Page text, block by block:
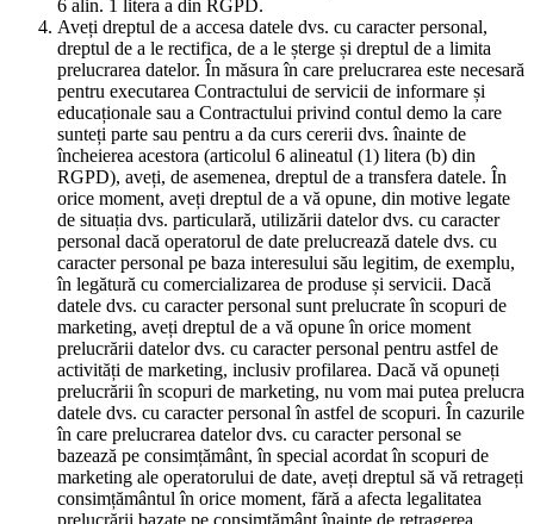
6 alin. 1 litera a din RGPD.
Aveți dreptul de a accesa datele dvs. cu caracter personal,
dreptul de a le rectifica, de a le șterge și dreptul de a limita
prelucrarea datelor. În măsura în care prelucrarea este necesară
pentru executarea Contractului de servicii de informare și
educaționale sau a Contractului privind contul demo la care
sunteți parte sau pentru a da curs cererii dvs. înainte de
încheierea acestora (articolul 6 alineatul (1) litera (b) din
RGPD), aveți, de asemenea, dreptul de a transfera datele. În
orice moment, aveți dreptul de a vă opune, din motive legate
de situația dvs. particulară, utilizării datelor dvs. cu caracter
personal dacă operatorul de date prelucrează datele dvs. cu
caracter personal pe baza interesului său legitim, de exemplu,
în legătură cu comercializarea de produse și servicii. Dacă
datele dvs. cu caracter personal sunt prelucrate în scopuri de
marketing, aveți dreptul de a vă opune în orice moment
prelucrării datelor dvs. cu caracter personal pentru astfel de
activități de marketing, inclusiv profilarea. Dacă vă opuneți
prelucrării în scopuri de marketing, nu vom mai putea prelucra
datele dvs. cu caracter personal în astfel de scopuri. În cazurile
în care prelucrarea datelor dvs. cu caracter personal se
bazează pe consimțământ, în special acordat în scopuri de
marketing ale operatorului de date, aveți dreptul să vă retrageți
consimțământul în orice moment, fără a afecta legalitatea
prelucrării bazate pe consimțământ înainte de retragerea